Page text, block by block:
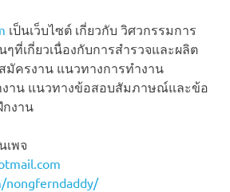
เป็นเว็บไซต์ เกี่ยวกับ วิศวกรรมการ
ๆที่เกี่ยวเนื่องกับการสำรวจและผลิต
มัครงาน แนวทางการทำงาน
าน แนวทางข้อสอบสัมภาษณ์และข้อ
งาน
เพจ
nongferndaddy/